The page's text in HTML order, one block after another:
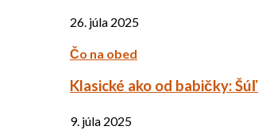
26. júla 2025
Čo na obed
Klasické ako od babičky:
9. júla 2025